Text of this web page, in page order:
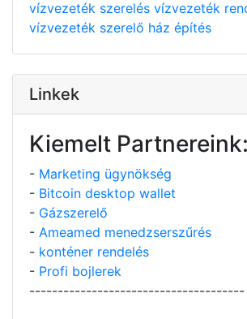
vízvezeték szerelés vízvezeték
vízvezeték szerelő ház építés
Linkek
Kiemelt Partnereink:
- Marketing ügynökség
- Bitcoin desktop wallet
- Gázszerelő
- Ameamed menedzserszűrés
- konténer rendelés
- Profi bojlerek
--------------------------------------